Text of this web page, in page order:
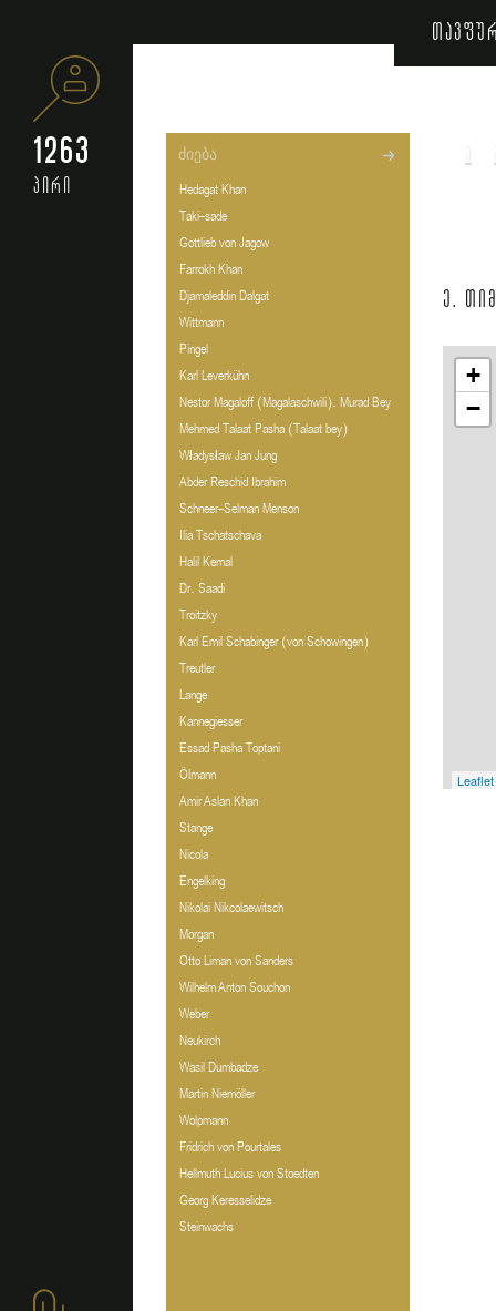
1263
პირი
Hedagat Khan
Taki-sade
Gottlieb von Jagow
Farrokh Khan
Djamaleddin Dalgat
Wittmann
Pingel
Karl Leverkühn
Nestor Magaloff (Magalaschwili). Murad Bey
Mehmed Talaat Pasha (Talaat bey)
Władysław Jan Jung
Abder Reschid Ibrahim
Schneer-Selman Menson
Ilia Tschatschava
Halil Kemal
Dr. Saadi
Troitzky
Karl Emil Schabinger (von Schowingen)
Treutler
Lange
Kannegiesser
Essad Pasha Toptani
Ölmann
Amir Aslan Khan
Stange
Nicola
Engelking
Nikolai Nikcolaewitsch
Morgan
Otto Liman von Sanders
Wilhelm Anton Souchon
Weber
Neukirch
Wasil Dumbadze
Martin Niemöller
Wolpmann
Fridrich von Pourtales
Hellmuth Lucius von Stoedten
Georg Keresselidze
Steinwachs
ე.
+
−
Leaflet